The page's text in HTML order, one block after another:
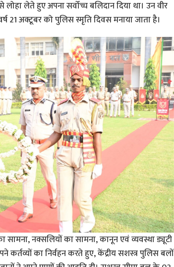
लेते हुए अपना सर्वोच्च बलिदान दिया था। उन वीर
21 अक्टूबर को पुलिस स्मृति दिवस मनाया जाता है।
नक्सलियों का सामना, कानून एवं व्यवस्था ड्यूटी
कर्तव्यों का निर्वहन करते हुए, केंद्रीय सशस्त्र पुलिस बलों